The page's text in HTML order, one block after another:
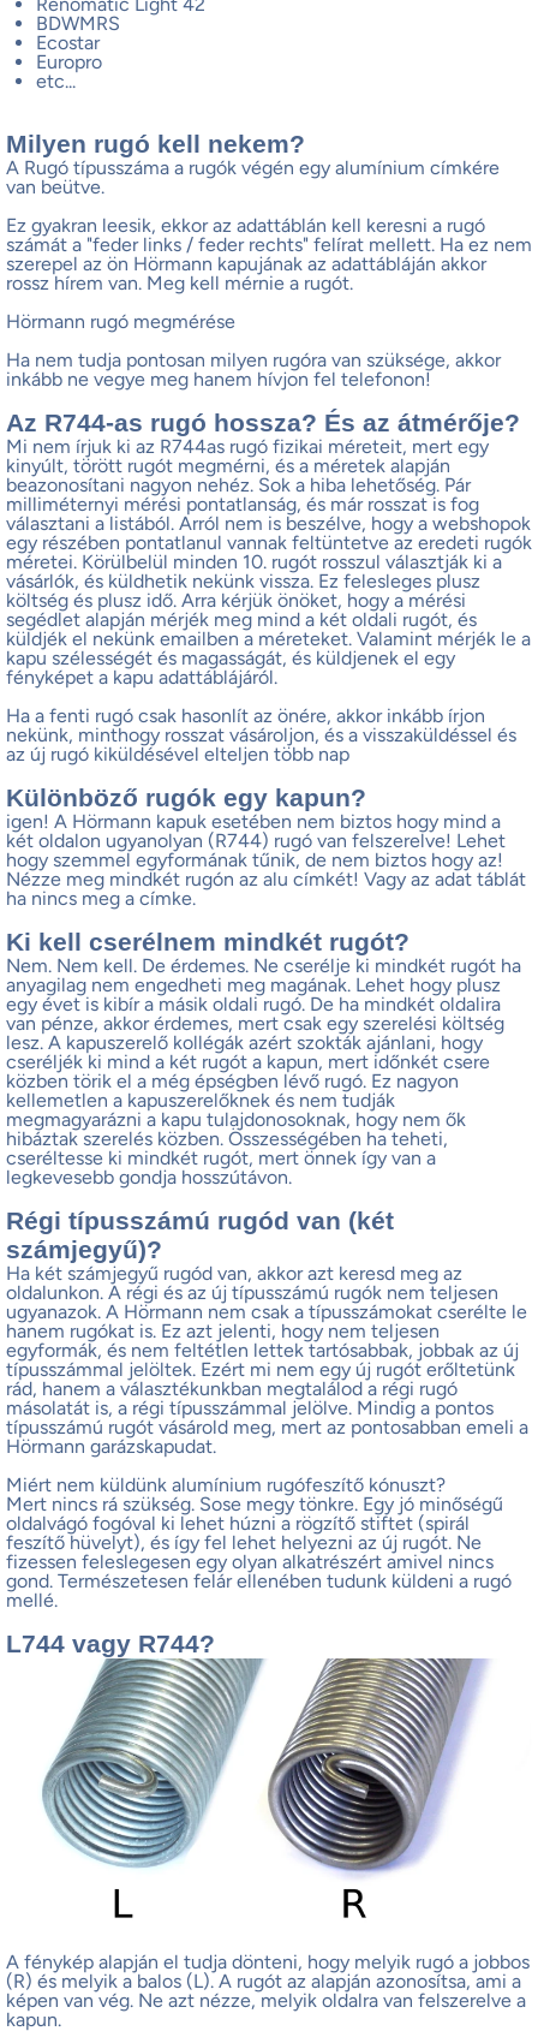
BDWMRS
Ecostar
Europro
etc...
Milyen rugó kell nekem?
A Rugó típusszáma a rugók végén egy alumínium címkére
van beütve.
Ez gyakran leesik, ekkor az adattáblán kell keresni a rugó
számát a "feder links / feder rechts" felírat mellett. Ha ez nem
szerepel az ön Hörmann kapujának az adattábláján akkor
rossz hírem van. Meg kell mérnie a rugót.
Hörmann rugó megmérése
Ha nem tudja pontosan milyen rugóra van szüksége, akkor
inkább ne vegye meg hanem hívjon fel telefonon!
Az R744-as rugó hossza? És az átmérője?
Mi nem írjuk ki az R744as rugó fizikai méreteit, mert egy
kinyúlt, törött rugót megmérni, és a méretek alapján
beazonosítani nagyon nehéz. Sok a hiba lehetőség. Pár
milliméternyi mérési pontatlanság, és már rosszat is fog
választani a listából. Arról nem is beszélve, hogy a webshopok
egy részében pontatlanul vannak feltüntetve az eredeti rugók
méretei. Körülbelül minden 10. rugót rosszul választják ki a
vásárlók, és küldhetik nekünk vissza. Ez felesleges plusz
költség és plusz idő. Arra kérjük önöket, hogy a mérési
segédlet alapján mérjék meg mind a két oldali rugót, és
küldjék el nekünk emailben a méreteket. Valamint mérjék le a
kapu szélességét és magasságát, és küldjenek el egy
fényképet a kapu adattáblájáról.
Ha a fenti rugó csak hasonlít az önére, akkor inkább írjon
nekünk, minthogy rosszat vásároljon, és a visszaküldéssel és
az új rugó kiküldésével elteljen több nap
Különböző rugók egy kapun?
igen! A Hörmann kapuk esetében nem biztos hogy mind a
két oldalon ugyanolyan (R744) rugó van felszerelve! Lehet
hogy szemmel egyformának tűnik, de nem biztos hogy az!
Nézze meg mindkét rugón az alu címkét! Vagy az adat táblát
ha nincs meg a címke.
Ki kell cserélnem mindkét rugót?
Nem. Nem kell. De érdemes. Ne cserélje ki mindkét rugót ha
anyagilag nem engedheti meg magának. Lehet hogy plusz
egy évet is kibír a másik oldali rugó. De ha mindkét oldalira
van pénze, akkor érdemes, mert csak egy szerelési költség
lesz. A kapuszerelő kollégák azért szokták ajánlani, hogy
cseréljék ki mind a két rugót a kapun, mert időnkét csere
közben törik el a még épségben lévő rugó. Ez nagyon
kellemetlen a kapuszerelőknek és nem tudják
megmagyarázni a kapu tulajdonosoknak, hogy nem ők
hibáztak szerelés közben. Összességében ha teheti,
cseréltesse ki mindkét rugót, mert önnek így van a
legkevesebb gondja hosszútávon.
Régi típusszámú rugód van (két
számjegyű)?
Ha két számjegyű rugód van, akkor azt keresd meg az
oldalunkon. A régi és az új típusszámú rugók nem teljesen
ugyanazok. A Hörmann nem csak a típusszámokat cserélte le
hanem rugókat is. Ez azt jelenti, hogy nem teljesen
egyformák, és nem feltétlen lettek tartósabbak, jobbak az új
típusszámmal jelöltek. Ezért mi nem egy új rugót erőltetünk
rád, hanem a választékunkban megtalálod a régi rugó
másolatát is, a régi típusszámmal jelölve. Mindig a pontos
típusszámú rugót vásárold meg, mert az pontosabban emeli a
Hörmann garázskapudat.
Miért nem küldünk alumínium rugófeszítő kónuszt?
Mert nincs rá szükség. Sose megy tönkre. Egy jó minőségű
oldalvágó fogóval ki lehet húzni a rögzítő stiftet (spirál
feszítő hüvelyt), és így fel lehet helyezni az új rugót. Ne
fizessen feleslegesen egy olyan alkatrészért amivel nincs
gond. Természetesen felár ellenében tudunk küldeni a rugó
mellé.
L744 vagy R744?
A fénykép alapján el tudja dönteni, hogy melyik rugó a jobbos
(R) és melyik a balos (L). A rugót az alapján azonosítsa, ami a
képen van vég. Ne azt nézze, melyik oldalra van felszerelve a
kapun.